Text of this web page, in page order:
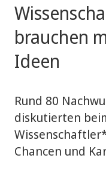
brauchen
Ideen
Rund 80
diskutierten
Chancen und